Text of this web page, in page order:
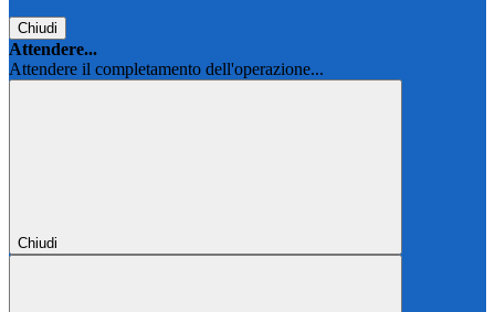
Chiudi
Attendere...
Attendere il completamento dell'operazione...
Chiudi